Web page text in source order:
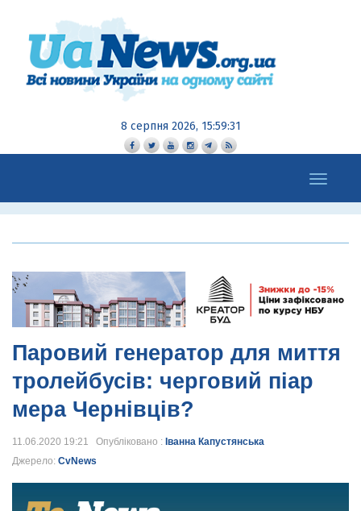
8 серпня 2026, 15:59:32
Toggle
navigation
Паровий генератор для миття
тролейбусів: черговий піар
мера Чернівців?
11.06.2020 19:21 Опубліковано : Іванна Капустянська
Джерело: CvNews